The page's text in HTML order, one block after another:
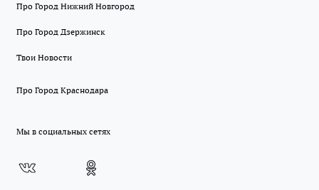
Про Город Нижний Новгород
Про Город Дзержинск
Твои Новости
Про Город Краснодара
Мы в социальных сетях